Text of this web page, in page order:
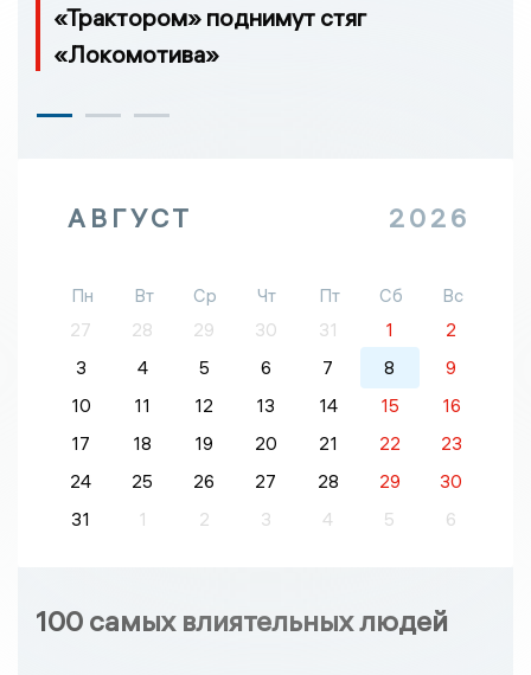
«Трактором» поднимут стяг
«Локомотива»
АВГУСТ 2026
Пн Вт Ср Чт Пт Сб
Вс
27
28 29 30 31 1
2
3
4 5 6 7 8
9
10
11 12 13 14 15
16
17
18 19 20 21 22
23
24
25 26 27 28 29
30
31
1 2 3 4 5 6
100 самых влиятельных людей